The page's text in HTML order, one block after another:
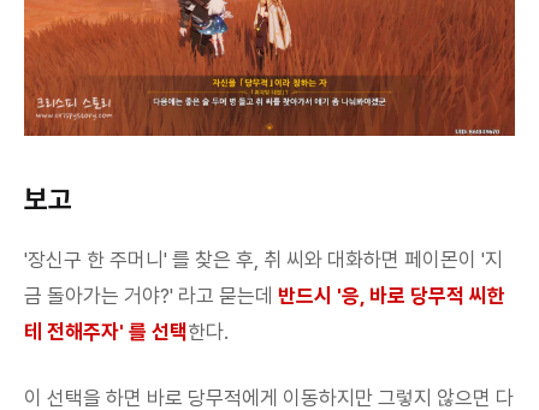
보고
'장신구 한 주머니' 를 찾은 후, 취 씨와 대화하면 페이몬이 '지
금 돌아가는 거야?' 라고 묻는데 반드시 '응, 바로 당무적 씨한
테 전해주자' 를 선택한다.
이 선택을 하면 바로 당무적에게 이동하지만 그렇지 않으면 다